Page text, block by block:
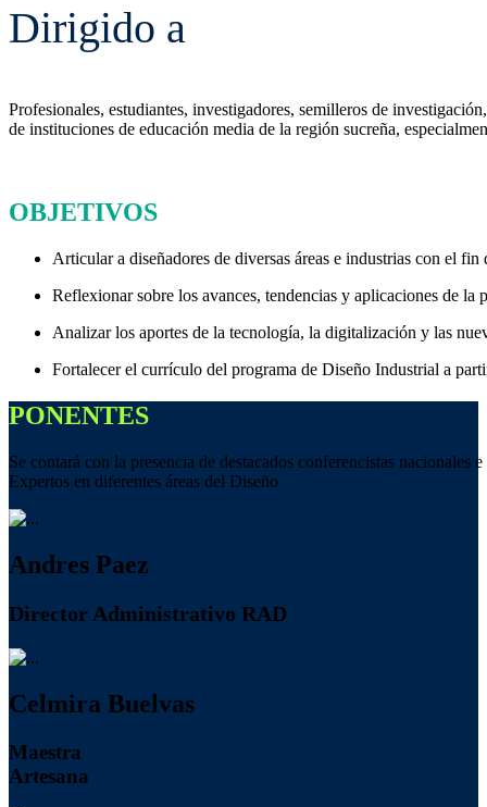
Dirigido a
Profesionales, estudiantes, investigadores, semilleros de
de instituciones de educación media de la región sucreña,
OBJETIVOS
Articular a diseñadores de diversas áreas e industrias con el
Reflexionar sobre los avances, tendencias y aplicaciones de
Analizar los aportes de la tecnología, la digitalización y las
Fortalecer el currículo del programa de Diseño Industrial a
PONENTES
Se contará con la presencia de destacados conferencistas nacionales
Expertos en diferentes áreas del Diseño
Andres Paez
Director Administrativo RAD
Celmira Buelvas
Maestra
Artesana